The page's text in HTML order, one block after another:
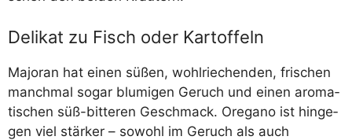
Delikat zu Fisch oder Kartoffeln
Majo­ran hat einen süßen, wohl­rie­chen­den, fri­schen
manch­mal sogar blu­mi­gen Geruch und einen aro­ma­
ti­schen süß-bit­te­ren Geschmack. Ore­ga­no ist hin­ge­
gen viel stär­ker – sowohl im Geruch als auch